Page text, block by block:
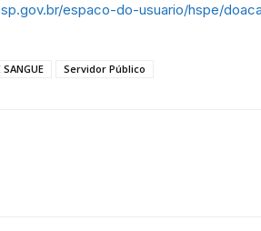
espaco-do-usuario/hspe/
SANGUE Servidor Público